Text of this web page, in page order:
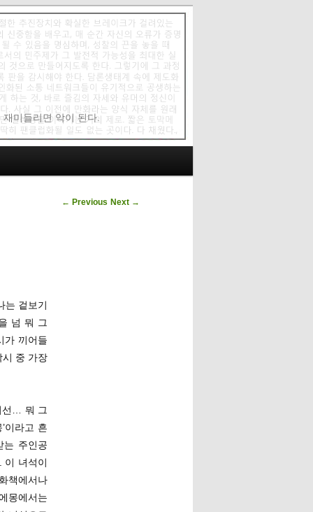
미들리면 악이 된다.
Post navigation
← Previous Next →
는 겉보기
넘 뭐 그
가 끼어들
중 가장
선… 뭐 그
이라고 흔
는 주인공
이 녀석이
책에서나
몽에서는